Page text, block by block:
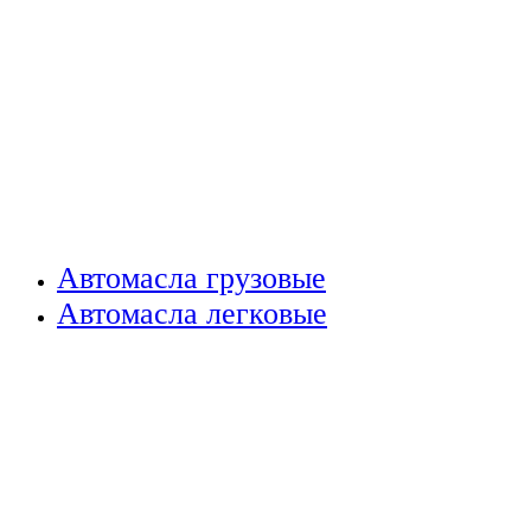
Автомасла грузовые
Автомасла легковые